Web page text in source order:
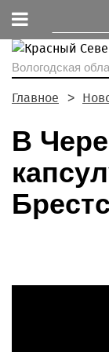
Вологодская
Главное
В